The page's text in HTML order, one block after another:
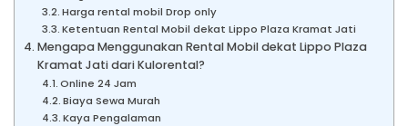
Harga rental mobil Drop only
Ketentuan Rental Mobil dekat Lippo Plaza Kramat Jati
Mengapa Menggunakan Rental Mobil dekat Lippo Plaza
Kramat Jati dari Kulorental?
Online 24 Jam
Biaya Sewa Murah
Kaya Pengalaman